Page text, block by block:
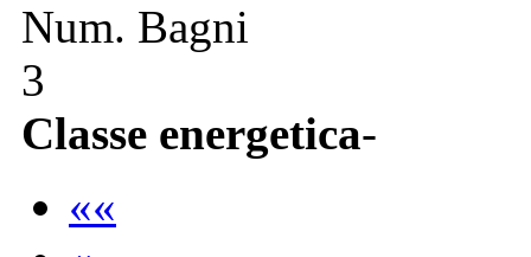
Num. Bagni
3
Classe energetica-
««